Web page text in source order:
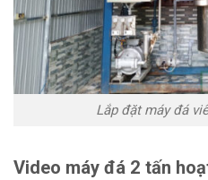
Lắp đặt máy đá
Video máy đá 2 tấn